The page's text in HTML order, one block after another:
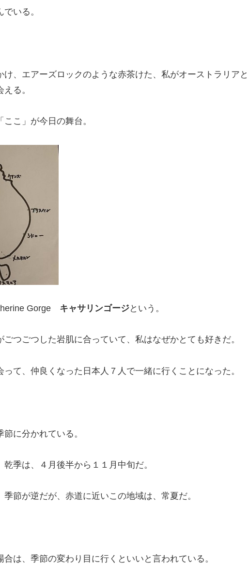
いる。
け、エアーズロックのような赤茶けた、私がオーストラリアと
る。
こ」が今日の舞台。
Gorge キャサリンゴージという。
ごつごつした岩肌に合っていて、私はなぜかとても好きだ。
て、仲良くなった日本人７人で一緒に行くことになった。
節に分かれている。
季は、４月後半から１１月中旬だ。
節が逆だが、赤道に近いこの地域は、常夏だ。
は、季節の変わり目に行くといいと言われている。